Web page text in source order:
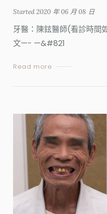
Started2020 年 06 月 08 日
牙醫：陳鉉醫師(看診時
文—- —&#821
Read more